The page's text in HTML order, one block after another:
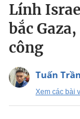
Lính
bắc
công
Tuấn Trần
Xem các bài